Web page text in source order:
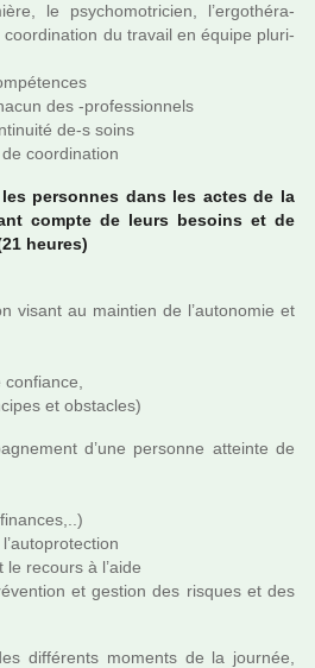
le psy­cho­mo­tri­cien, l’ergo­thé­ra­
du tra­vail en équipe plu­ri­
des -pro­fes­sion­nels
de-s soins
coor­di­na­tion
per­son­nes dans les actes de la
compte de leurs besoins et de
heures)
visant au main­tien de l’auto­no­mie et
et obs­ta­cles)
d’une per­sonne atteinte de
le recours à l’aide
et ges­tion des ris­ques et des
dif­fé­rents moments de la jour­née,